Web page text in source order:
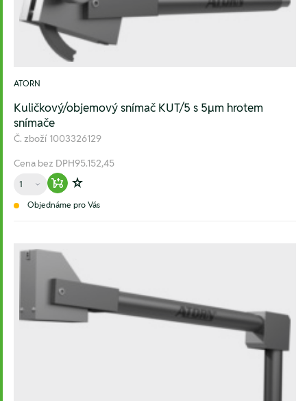
ATORN
Kuličkový/objemový snímač KUT/5 s 5µm hrotem
snímače
Č. zboží 1003326129
Cena bez DPH95.152,45
Množství
Warenkorb hinzufügen
Zur Wunschliste hinzufügen
Objednáme pro Vás